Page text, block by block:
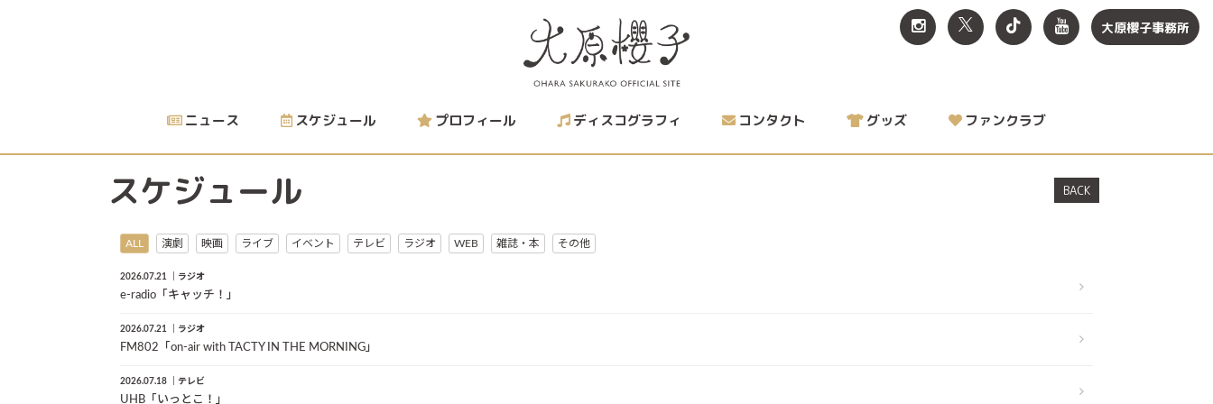
大原櫻子事務所
ニュース スケジュール プロフィール ディスコグラフィ コンタクト グッズ ファンクラブ
スケジュール BACK
ALL 演劇 映画 ライブ イベント テレビ ラジオ WEB 雑誌・本 その他
2026.07.21 ラジオ
e-radio「キャッチ！」
2026.07.21 ラジオ
FM802「on-air with TACTY IN THE MORNING」
2026.07.18 テレビ
UHB「いっとこ！」